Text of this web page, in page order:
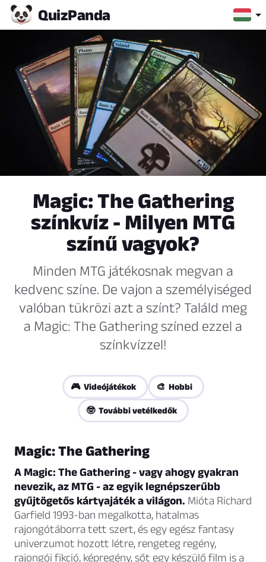
QuizPanda
Magic: The Gathering
színkvíz - Milyen MTG
színű vagyok?
Minden MTG játékosnak megvan a
kedvenc színe. De vajon a személyiséged
valóban tükrözi azt a színt? Találd meg
a Magic: The Gathering színed ezzel a
színkvízzel!
🎮 Videójátékok 🎨 Hobbi
🤓 További vetélkedők
Magic: The Gathering
A Magic: The Gathering - vagy ahogy gyakran
nevezik, az MTG - az egyik legnépszerűbb
gyűjtögetős kártyajáték a világon. Mióta Richard
Garfield 1993-ban megalkotta, hatalmas
rajongótáborra tett szert, és egy egész fantasy
univerzumot hozott létre, rengeteg regény,
rajongói fikció, képregény, sőt egy készülő film is a